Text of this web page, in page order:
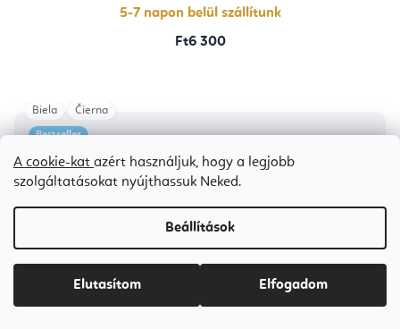
A cookie-kat azért használjuk, hogy a legjobb
szolgáltatásokat nyújthassuk Neked.
Beállítások
Elutasítom Elfogadom
5-7 napon belül szállítunk
Ft6 300
Bestseller
Biela Čierna